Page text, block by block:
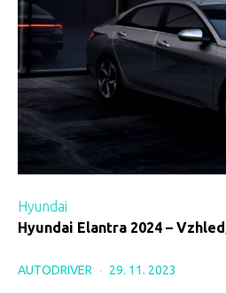
Hyundai
Hyundai Elantra 2024 –
AUTODRIVER 29. 11. 2023